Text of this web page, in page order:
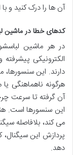
آن ها را درک کنید و
کدهای خطا در ماشین
در هر ماشین
الکترونیکی
دارند. این
هرگونه
آن گرفته تا سرعت
این سنسورها است.
می کند، بلافاصله
پردازش این
دهد.